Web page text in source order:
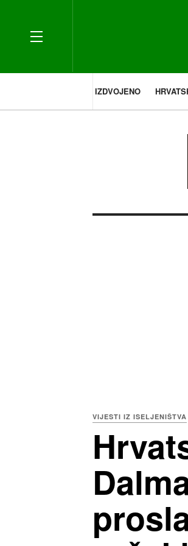
IZDVOJENO
VIJESTI IZ ISELJENIŠTVA